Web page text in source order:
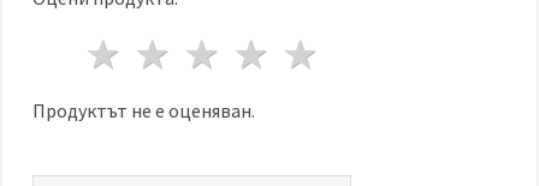
Настройки
бисквитките
4 звезди
3 звезди
2 звезди
1 звезда
Продуктът не е оценяван.